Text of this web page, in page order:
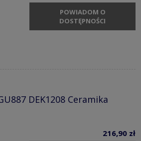
POWIADOM O
DOSTĘPNOŚCI
DEK1208 Ceramika
216,90 zł